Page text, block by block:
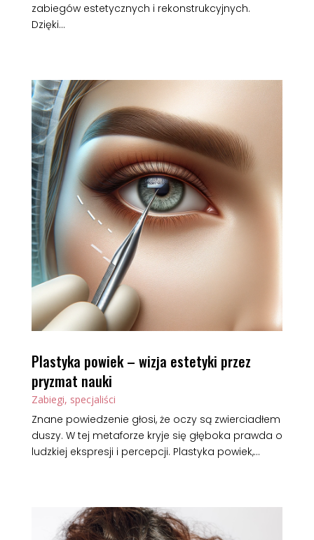
zabiegów estetycznych i rekonstrukcyjnych.
Dzięki...
Plastyka powiek – wizja estetyki przez
pryzmat nauki
Zabiegi, specjaliści
Znane powiedzenie głosi, że oczy są zwierciadłem
duszy. W tej metaforze kryje się głęboka prawda o
ludzkiej ekspresji i percepcji. Plastyka powiek,...